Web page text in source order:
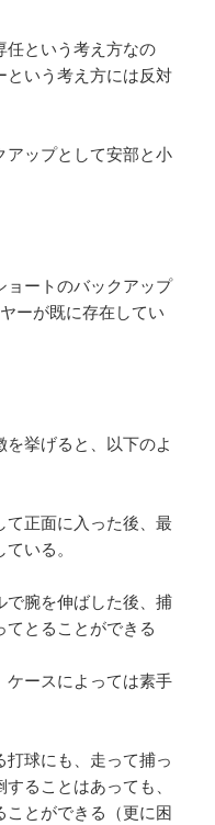
任という考え方なの
という考え方には反対
アップとして安部と小
ョートのバックアップ
ーが既に存在してい
挙げると、以下のよ
正面に入った後、最
いる。
腕を伸ばした後、捕
とることができる
ースによっては素手
球にも、走って捕っ
ることはあっても、
ことができる（更に困